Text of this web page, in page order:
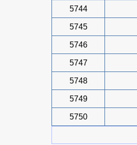
5744
5745
5746
5747
5748
5749
5750